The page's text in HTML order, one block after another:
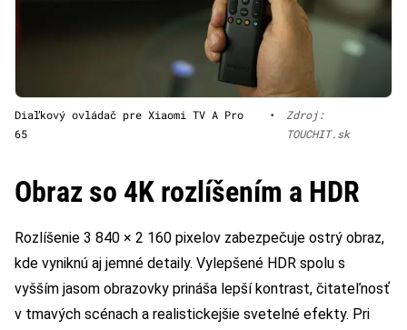
Diaľkový ovládač pre Xiaomi TV A Pro
65
•
Zdroj:
TOUCHIT.sk
Obraz so 4K rozlíšením a HDR
Rozlíšenie 3 840 × 2 160 pixelov zabezpečuje ostrý obraz,
kde vyniknú aj jemné detaily. Vylepšené HDR spolu s
vyšším jasom obrazovky prináša lepší kontrast, čitateľnosť
v tmavých scénach a realistickejšie svetelné efekty. Pri